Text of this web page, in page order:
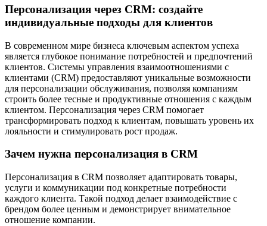
Персонализация через CRM: создайте
индивидуальные подходы для клиентов
В современном мире бизнеса ключевым аспектом успеха
является глубокое понимание потребностей и предпочтений
клиентов. Системы управления взаимоотношениями с
клиентами (CRM) предоставляют уникальные возможности
для персонализации обслуживания, позволяя компаниям
строить более тесные и продуктивные отношения с каждым
клиентом. Персонализация через CRM помогает
трансформировать подход к клиентам, повышать уровень их
лояльности и стимулировать рост продаж.
Зачем нужна персонализация в CRM
Персонализация в CRM позволяет адаптировать товары,
услуги и коммуникации под конкретные потребности
каждого клиента. Такой подход делает взаимодействие с
брендом более ценным и демонстрирует внимательное
отношение компании.